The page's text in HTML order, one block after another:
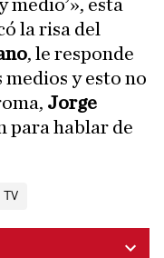
medio’», esta
la risa del
, le responde
medios y esto no
Jorge
para hablar de
TV